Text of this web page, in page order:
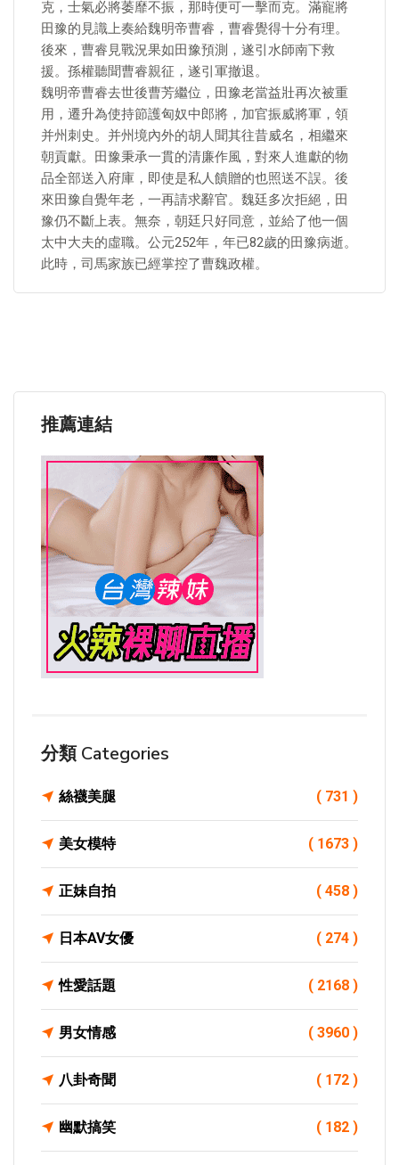
克，士氣必將萎靡不振，那時便可一擊而克。滿寵將
田豫的見識上奏給魏明帝曹睿，曹睿覺得十分有理。
後來，曹睿見戰況果如田豫預測，遂引水師南下救
援。孫權聽聞曹睿親征，遂引軍撤退。
魏明帝曹睿去世後曹芳繼位，田豫老當益壯再次被重
用，遷升為使持節護匈奴中郎將，加官振威將軍，領
并州刺史。并州境內外的胡人聞其往昔威名，相繼來
朝貢獻。田豫秉承一貫的清廉作風，對來人進獻的物
品全部送入府庫，即使是私人饋贈的也照送不誤。後
來田豫自覺年老，一再請求辭官。魏廷多次拒絕，田
豫仍不斷上表。無奈，朝廷只好同意，並給了他一個
太中大夫的虛職。公元252年，年已82歲的田豫病逝。
此時，司馬家族已經掌控了曹魏政權。
推薦連結
分類 Categories
絲襪美腿 ( 731 )
美女模特 ( 1673 )
正妹自拍 ( 458 )
日本AV女優 ( 274 )
性愛話題 ( 2168 )
男女情感 ( 3960 )
八卦奇聞 ( 172 )
幽默搞笑 ( 182 )